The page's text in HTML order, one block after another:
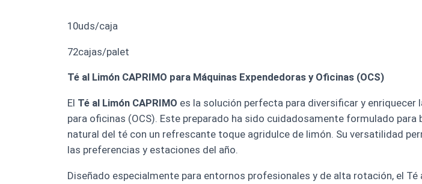
10uds/caja
72cajas/palet
Té al Limón CAPRIMO para Máquinas Expendedoras y Oficinas (OCS)
El Té al Limón CAPRIMO es la solución perfecta para diversificar y
para oficinas (OCS). Este preparado ha sido cuidadosamente formulado
natural del té con un refrescante toque agridulce de limón. Su versatilidad
las preferencias y estaciones del año.
Diseñado especialmente para entornos profesionales y de alta rotación, el